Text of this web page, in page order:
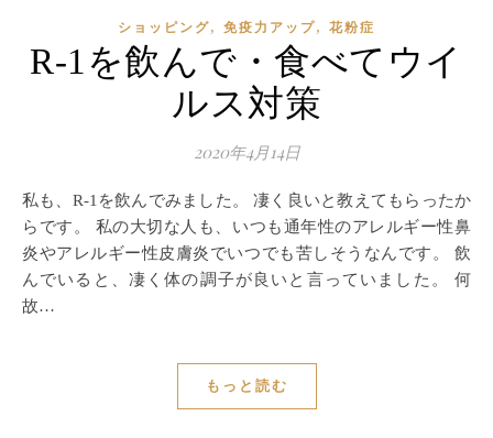
ショッピング, 免疫力アップ, 花粉症
R-1を飲んで・食べてウイ
ルス対策
2020年4月14日
私も、R-1を飲んでみました。 凄く良いと教えてもらったか
らです。 私の大切な人も、いつも通年性のアレルギー性鼻
炎やアレルギー性皮膚炎でいつでも苦しそうなんです。 飲
んでいると、凄く体の調子が良いと言っていました。 何
故…
もっと読む